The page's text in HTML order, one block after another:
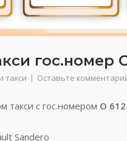
гос.номер
такси Оставьте
такси с гос.номером О
Sandero